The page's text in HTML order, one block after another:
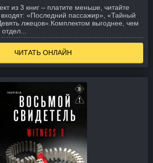
из 3 книг – платите меньше, читайте
входят: «Последний пассажир», «Тайный
лжецов». Комплектом выгоднее, чем
ЧИТАТЬ ОНЛАЙН